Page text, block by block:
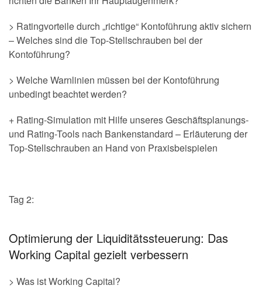
> Ratingvorteile durch „richtige“ Kontoführung aktiv sichern
– Welches sind die Top-Stellschrauben bei der
Kontoführung?
> Welche Warnlinien müssen bei der Kontoführung
unbedingt beachtet werden?
+ Rating-Simulation mit Hilfe unseres Geschäftsplanungs-
und Rating-Tools nach Bankenstandard – Erläuterung der
Top-Stellschrauben an Hand von Praxisbeispielen
Tag 2:
Optimierung der Liquiditätssteuerung: Das
Working Capital gezielt verbessern
> Was ist Working Capital?